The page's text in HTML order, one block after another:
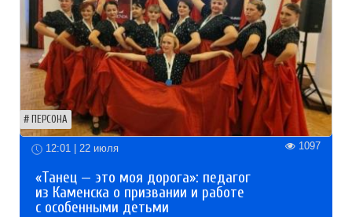
ПЕРСОНА
12:01 | 22 июля 1097
«Танец — это моя дорога»: педагог
из Каменска о призвании и работе
с особенными детьми